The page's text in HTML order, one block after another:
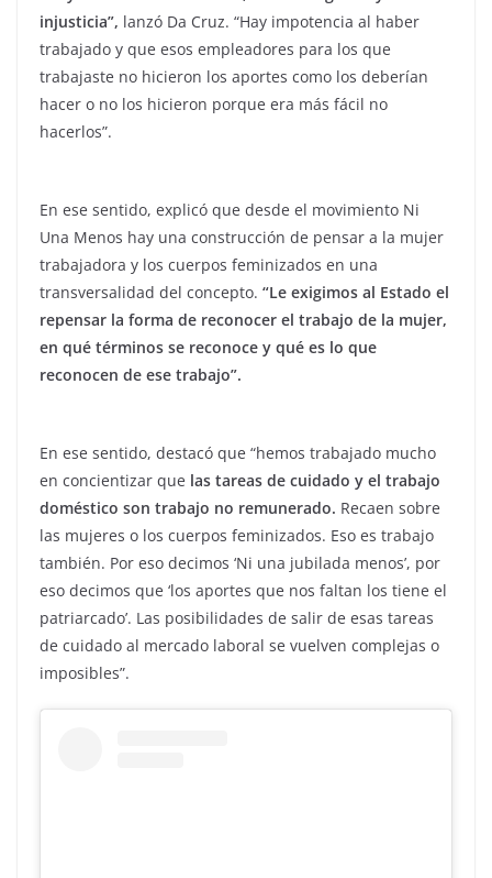
injusticia”, lanzó Da Cruz. “Hay impotencia al haber
trabajado y que esos empleadores para los que
trabajaste no hicieron los aportes como los deberían
hacer o no los hicieron porque era más fácil no
hacerlos”.
En ese sentido, explicó que desde el movimiento Ni
Una Menos hay una construcción de pensar a la mujer
trabajadora y los cuerpos feminizados en una
transversalidad del concepto. “Le exigimos al Estado el
repensar la forma de reconocer el trabajo de la mujer,
en qué términos se reconoce y qué es lo que
reconocen de ese trabajo”.
En ese sentido, destacó que “hemos trabajado mucho
en concientizar que las tareas de cuidado y el trabajo
doméstico son trabajo no remunerado. Recaen sobre
las mujeres o los cuerpos feminizados. Eso es trabajo
también. Por eso decimos ‘Ni una jubilada menos’, por
eso decimos que ‘los aportes que nos faltan los tiene el
patriarcado’. Las posibilidades de salir de esas tareas
de cuidado al mercado laboral se vuelven complejas o
imposibles”.